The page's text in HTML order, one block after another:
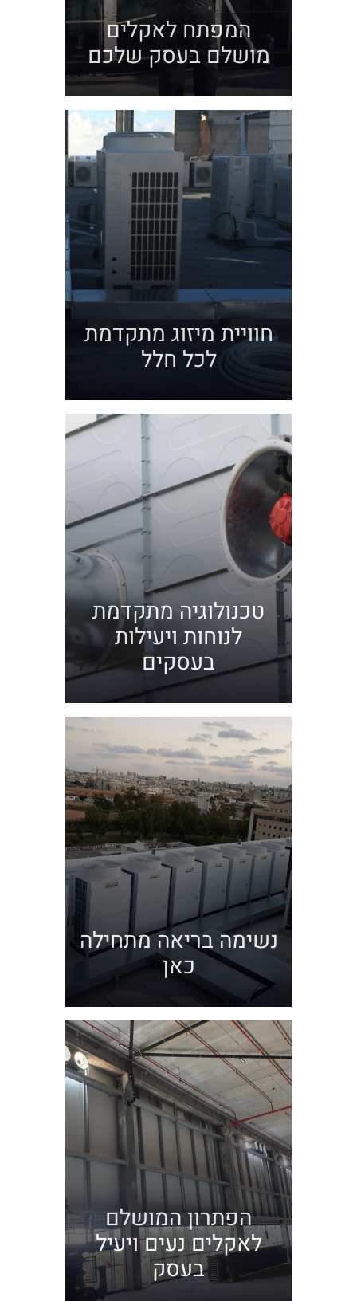
המפתח לאקלים
מושלם בעסק שלכם
חוויית מיזוג מתקדמת
לכל חלל
טכנולוגיה מתקדמת
לנוחות ויעילות
בעסקים
נשימה בריאה מתחילה
כאן
הפתרון המושלם
לאקלים נעים ויעיל
בעסק